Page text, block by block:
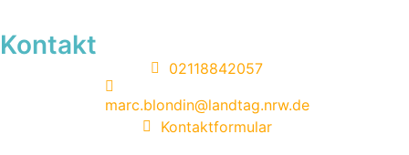
Kontakt
02118842057
marc.blondin@landtag.nrw.de
Kontaktformular